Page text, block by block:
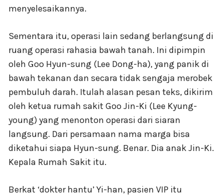
menyelesaikannya.
Sementara itu, operasi lain sedang berlangsung di
ruang operasi rahasia bawah tanah. Ini dipimpin
oleh Goo Hyun-sung (Lee Dong-ha), yang panik di
bawah tekanan dan secara tidak sengaja merobek
pembuluh darah. Itulah alasan pesan teks, dikirim
oleh ketua rumah sakit Goo Jin-Ki (Lee Kyung-
young) yang menonton operasi dari siaran
langsung. Dari persamaan nama marga bisa
diketahui siapa Hyun-sung. Benar. Dia anak Jin-Ki.
Kepala Rumah Sakit itu.
Berkat ‘dokter hantu’ Yi-han, pasien VIP itu